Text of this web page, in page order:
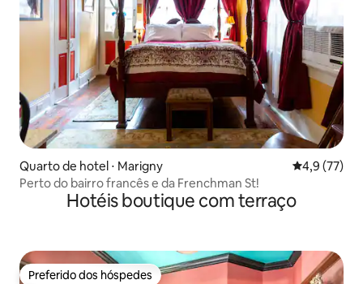
Quarto de hotel ⋅ Marigny 4,9 de uma
4,9 (77)
Perto do bairro francês e da Frenchman St!
Hotéis boutique com terraço
Preferido dos hóspedes